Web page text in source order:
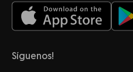
Síguenos!